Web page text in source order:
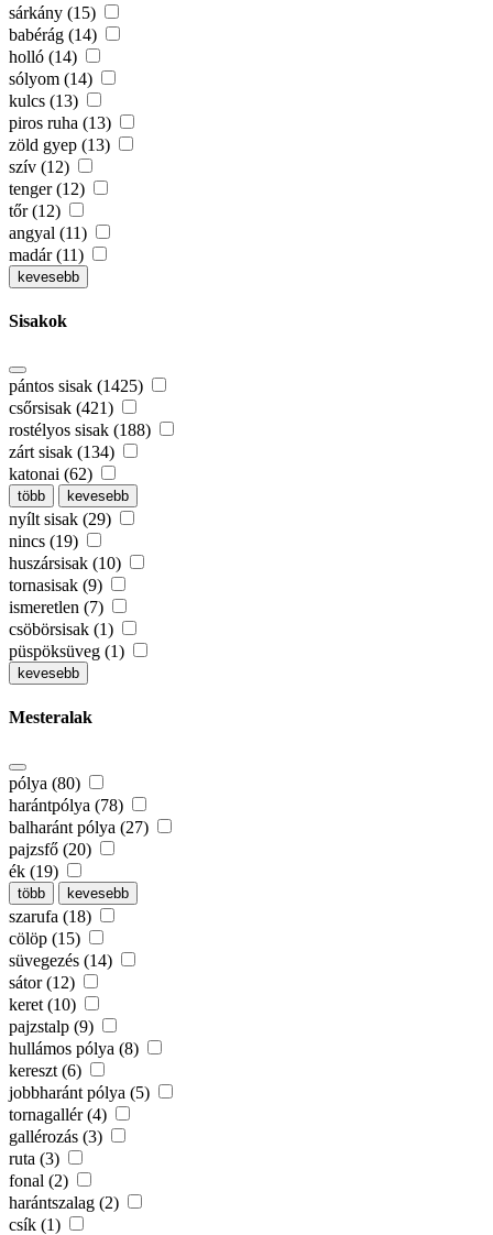
sárkány (15)
babérág (14)
holló (14)
sólyom (14)
kulcs (13)
piros ruha (13)
zöld gyep (13)
szív (12)
tenger (12)
tőr (12)
angyal (11)
madár (11)
kevesebb
Sisakok
pántos sisak (1425)
csőrsisak (421)
rostélyos sisak (188)
zárt sisak (134)
katonai (62)
több kevesebb
nyílt sisak (29)
nincs (19)
huszársisak (10)
tornasisak (9)
ismeretlen (7)
csöbörsisak (1)
püspöksüveg (1)
kevesebb
Mesteralak
pólya (80)
harántpólya (78)
balharánt pólya (27)
pajzsfő (20)
ék (19)
több kevesebb
szarufa (18)
cölöp (15)
süvegezés (14)
sátor (12)
keret (10)
pajzstalp (9)
hullámos pólya (8)
kereszt (6)
jobbharánt pólya (5)
tornagallér (4)
gallérozás (3)
ruta (3)
fonal (2)
harántszalag (2)
csík (1)